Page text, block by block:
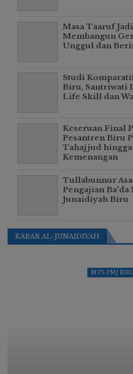
Masa Taaruf
Membangun
Unggul dan
Studi
Biru, Santriwati
Life Skill dan
Keseruan Final
Pesantren Biru
Tahajjud hingga
Kemenangan
Tullabunnur
Pengajian
Junaidiyah Biru
KABAR AL-JUNAIDIYAH
MTS PMJ